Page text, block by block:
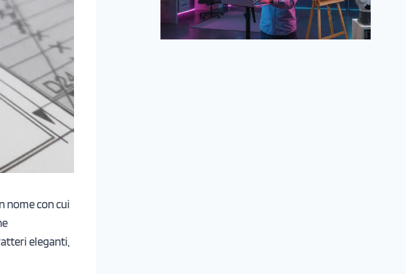
nome con cui
eleganti,